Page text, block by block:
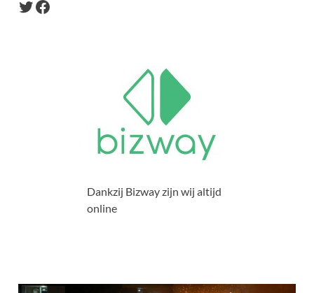
Dankzij Bizway zijn wij altijd
online